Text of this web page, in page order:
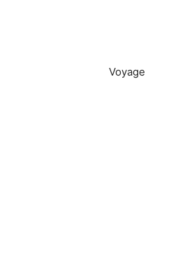
Voyage